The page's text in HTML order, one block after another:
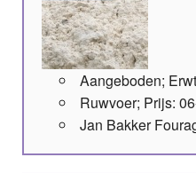
Aangeboden;
Ruwvoer; Prijs:
Jan Bakker